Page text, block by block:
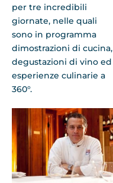
per tre incredibili
giornate, nelle quali
sono in programma
dimostrazioni di cucina,
degustazioni di vino ed
esperienze culinarie a
360°.